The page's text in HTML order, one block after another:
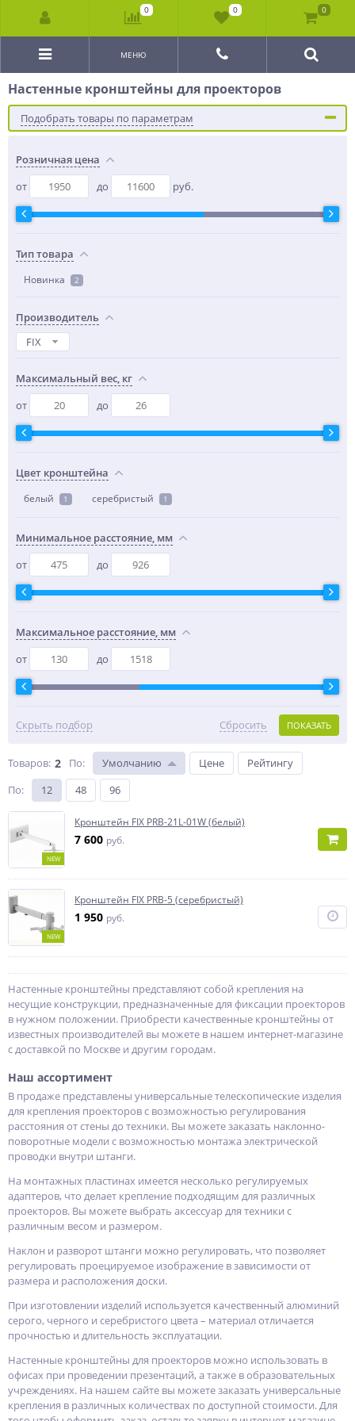
МЕНЮ
Настенные кронштейны для проекторов
Подобрать товары по параметрам
Розничная цена
от
до руб.
Тип товара
Новинка 2
Производитель
FIX
Максимальный вес, кг
от
до
Цвет кронштейна
белый 1 серебристый 1
Минимальное расстояние, мм
от
до
Максимальное расстояние, мм
от
до
Скрыть подбор ПОКАЗАТЬ
Сбросить
Товаров: 2 По: Умолчанию Цене
Рейтингу
По: 12 48 96
NEW
Кронштейн FIX PRB-21L-01W (белый)
7 600 руб.
NEW
Кронштейн FIX PRB-5 (серебристый)
1 950 руб.
Настенные кронштейны представляют собой крепления на
несущие конструкции, предназначенные для фиксации проекторов
в нужном положении. Приобрести качественные кронштейны от
известных производителей вы можете в нашем интернет-магазине
с доставкой по Москве и другим городам.
Наш ассортимент
В продаже представлены универсальные телескопические изделия
для крепления проекторов с возможностью регулирования
расстояния от стены до техники. Вы можете заказать наклонно-
поворотные модели с возможностью монтажа электрической
проводки внутри штанги.
На монтажных пластинах имеется несколько регулируемых
адаптеров, что делает крепление подходящим для различных
проекторов. Вы можете выбрать аксессуар для техники с
различным весом и размером.
Наклон и разворот штанги можно регулировать, что позволяет
регулировать проецируемое изображение в зависимости от
размера и расположения доски.
При изготовлении изделий используется качественный алюминий
серого, черного и серебристого цвета – материал отличается
прочностью и длительность эксплуатации.
Настенные кронштейны для проекторов можно использовать в
офисах при проведении презентаций, а также в образовательных
учреждениях. На нашем сайте вы можете заказать универсальные
крепления в различных количествах по доступной стоимости. Для
0 0 0